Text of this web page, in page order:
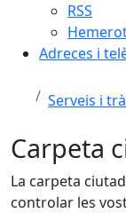
RSS
Adreces i
Serveis i
Carpeta
La carpeta
controlar les